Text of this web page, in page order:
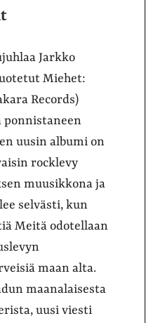
Jarkko
Miehet:
Records)
ponnistaneen
uusin albumi on
rocklevy
muusikkona ja
selvästi, kun
Meitä odotellaan
maan alta.
maanalaisesta
uusi viesti